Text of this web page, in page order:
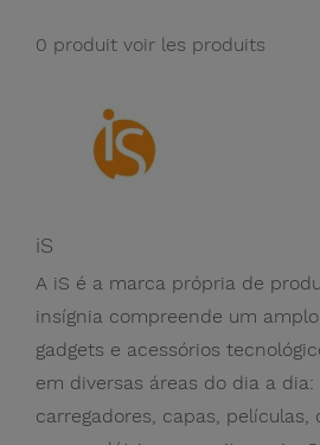
0 produit voir les produits
iS
A iS é a marca própria de
insígnia compreende um
gadgets e acessórios
em diversas áreas do dia a dia:
carregadores, capas, películas,